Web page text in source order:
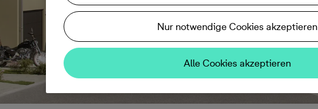
Nur notwendige Cookies akzeptieren
Alle Cookies akzeptieren